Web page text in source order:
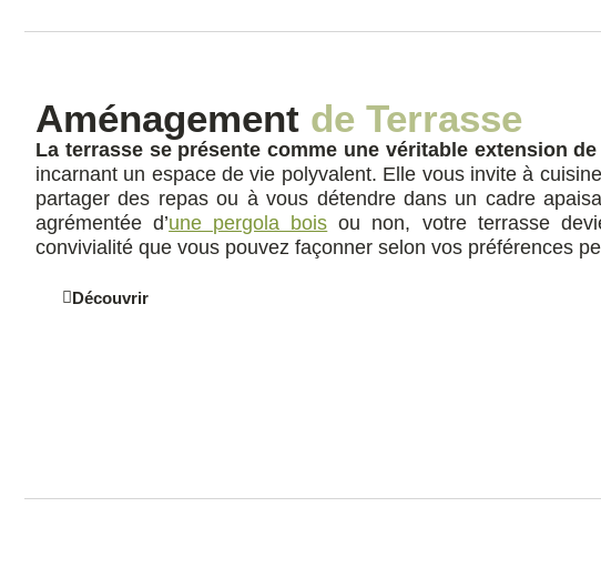
Aménagement de Terrasse
La terrasse se présente comme une véritable extension
incarnant un espace de vie polyvalent. Elle vous invite à
partager des repas ou à vous détendre dans un cadre
agrémentée d’une pergola bois ou non, votre terrasse
convivialité que vous pouvez façonner selon vos préférences
Découvrir